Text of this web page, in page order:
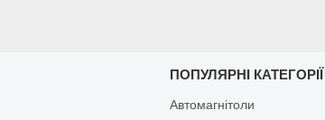
ПОПУЛЯРНІ КАТЕГОРІЇ
Автомагнітоли